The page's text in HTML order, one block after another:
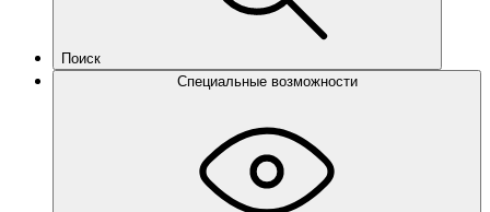
Поиск
Специальные возможности